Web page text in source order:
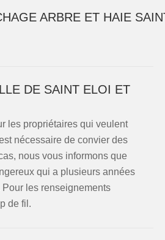
ARBRE ET HAIE
DE SAINT ELOI ET
les propriétaires qui veulent
nécessaire de convier des
nous vous informons que
qui a plusieurs années
les renseignements
de fil.